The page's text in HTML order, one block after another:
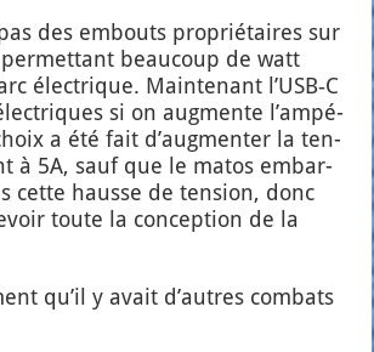
des embouts pro­prié­taires sur
per­met­tant beau­coup de watt
élec­trique. Main­te­nant l’USB‑C
si on aug­mente l’am­pé­
a été fait d’aug­men­ter la ten­
à 5A, sauf que le matos embar­
cette hausse de ten­sion, donc
toute la concep­tion de la
qu’il y avait d’autres com­bats